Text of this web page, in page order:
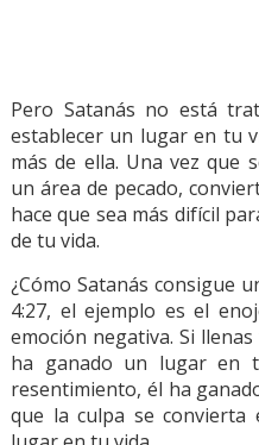
Pero Satanás no está
establecer un lugar en tu
más de ella. Una vez que
un área de pecado,
hace que sea más difícil
de tu vida.
¿Cómo Satanás consigue
4:27, el ejemplo es el
emoción negativa. Si
ha ganado un lugar en
resentimiento, él ha
que la culpa se convierta